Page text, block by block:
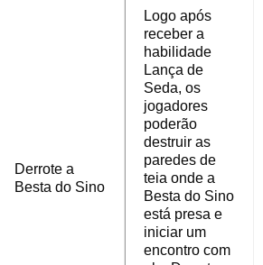
Derrote a
Besta do Sino
Logo após
receber a
habilidade
Lança de
Seda, os
jogadores
poderão
destruir as
paredes de
teia onde a
Besta do Sino
está presa e
iniciar um
encontro com